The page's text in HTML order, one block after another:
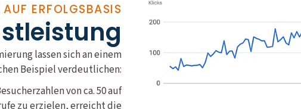
AUF ERFOLGSBASIS
lassen sich an einem
Beispiel verdeutlichen:
von ca. 50 auf
zu erzielen, erreicht die